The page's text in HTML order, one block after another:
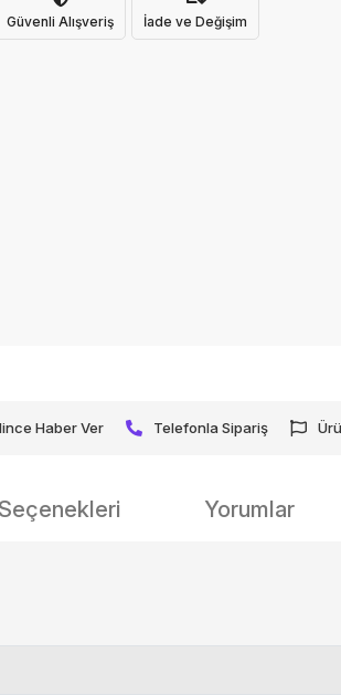
Güvenli Alışveriş İade ve Değişim
Haber Ver Telefonla Sipariş
Yorumlar